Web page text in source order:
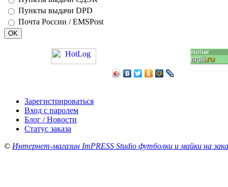
Пункты выдачи DPD
Почта России / EMSPost
Зарегистрироваться
Вход с паролем
Блог / Новости
Статус заказа
© Интернет-магазин ImPRESS Studio футболки и майки на